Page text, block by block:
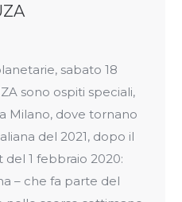
sabato 18
sono ospiti speciali,
Milano, dove tornano
del 2021, dopo il
1 febbraio 2020:
– che fa parte del